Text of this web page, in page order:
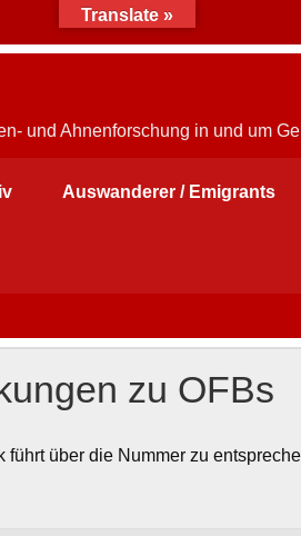
und Ahnenforschung in und um
Auswanderer / Emigrants
zu OFBs
über die Nummer zu
Translate »